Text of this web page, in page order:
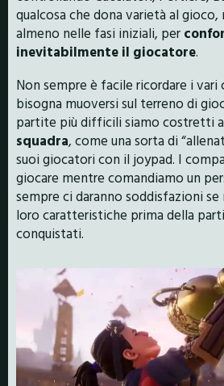
qualcosa che dona varietà al gioco,
almeno nelle fasi iniziali, per
inevitabilmente il giocatore.
Non sempre è facile ricordare i vari
bisogna muoversi sul terreno di
partite più difficili siamo costretti a
squadra, come una sorta di
suoi giocatori con il joypad. I
giocare mentre comandiamo un
sempre ci daranno soddisfazioni
loro caratteristiche prima della
conquistati.